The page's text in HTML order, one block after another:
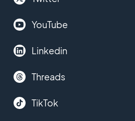
YouTube
Linkedin
Threads
TikTok